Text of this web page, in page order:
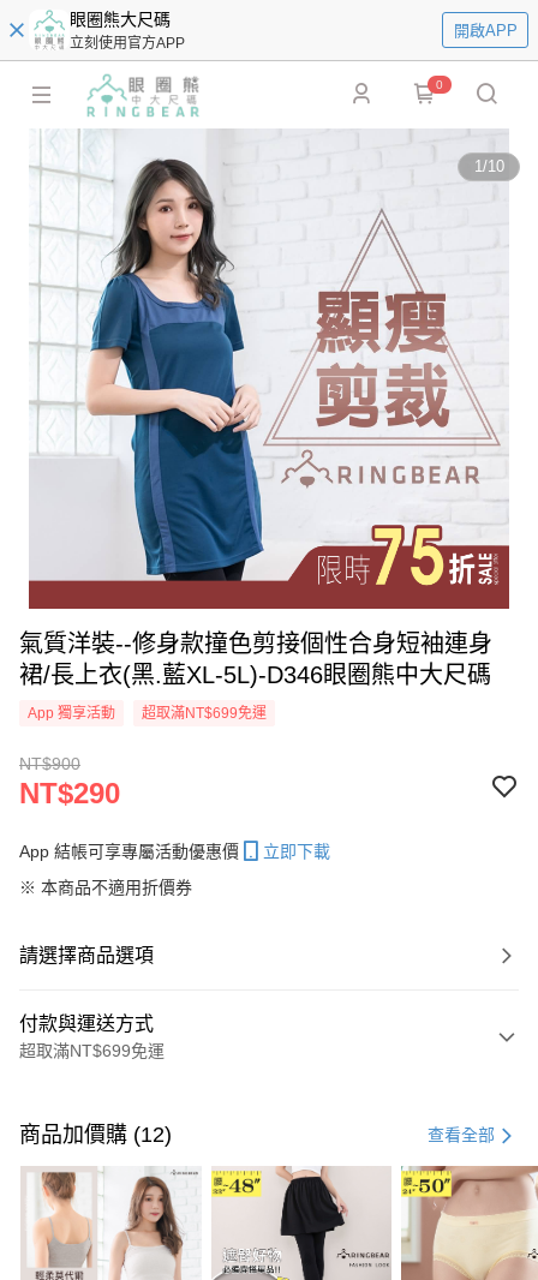
眼圈熊大尺碼
立刻使用官方APP
開啟APP
0
1/10
氣質洋裝--修身款撞色剪接個性合身短袖連身
裙/長上衣(黑.藍XL-5L)-D346眼圈熊中大尺碼
App 獨享活動 超取滿NT$699免運
NT$900
NT$290
App 結帳可享專屬活動優惠價
立即下載
※ 本商品不適用折價券
請選擇商品選項
付款與運送方式
超取滿NT$699免運
信用卡一次付款
超商取貨付款
LINE Pay
Apple Pay
商品加價購 (12) 查看全部